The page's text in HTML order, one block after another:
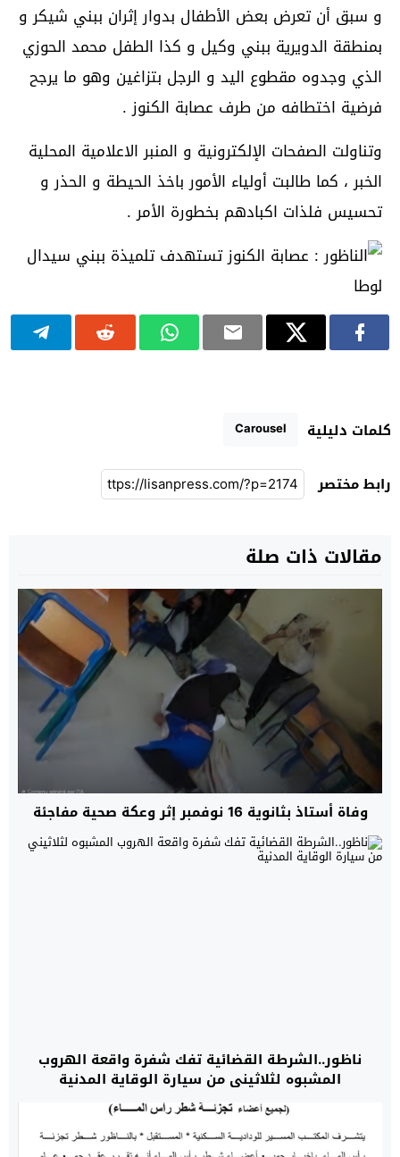
و سبق أن تعرض بعض الأطفال بدوار إثران ببني شيكر و
بمنطقة الدويرية ببني وكيل و كذا الطفل محمد الحوزي
الذي وجدوه مقطوع اليد و الرجل بتزاغين وهو ما يرجح
فرضية اختطافه من طرف عصابة الكنوز .
وتناولت الصفحات الإلكترونية و المنبر الاعلامية المحلية
الخبر ، كما طالبت أولياء الأمور باخذ الحيطة و الحذر و
تحسيس فلذات اكبادهم بخطورة الأمر .
كلمات دليلية Carousel
رابط مختصر
مقالات ذات صلة
وفاة أستاذ بثانوية 16 نوفمبر إثر وعكة صحية مفاجئة
ناظور..الشرطة القضائية تفك شفرة واقعة الهروب
المشبوه لثلاثيني من سيارة الوقاية المدنية